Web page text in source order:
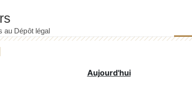
Aujourd'hui